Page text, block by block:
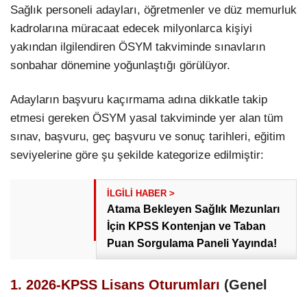
Sağlık personeli adayları, öğretmenler ve düz memurluk
kadrolarına müracaat edecek milyonlarca kişiyi
yakından ilgilendiren ÖSYM takviminde sınavların
sonbahar dönemine yoğunlaştığı görülüyor.
Adayların başvuru kaçırmama adına dikkatle takip
etmesi gereken ÖSYM yasal takviminde yer alan tüm
sınav, başvuru, geç başvuru ve sonuç tarihleri, eğitim
seviyelerine göre şu şekilde kategorize edilmiştir:
Atama Bekleyen Sağlık Mezunları
İçin KPSS Kontenjan ve Taban
Puan Sorgulama Paneli Yayında!
1. 2026-KPSS Lisans Oturumları (Genel